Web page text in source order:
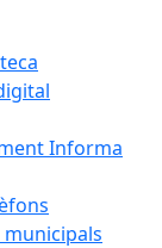
Informa